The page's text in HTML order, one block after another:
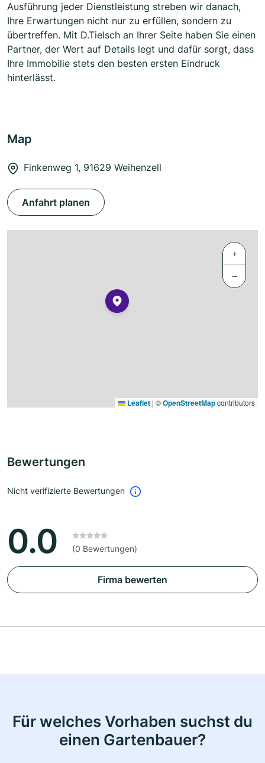
Ausführung jeder Dienstleistung streben wir danach,
Ihre Erwartungen nicht nur zu erfüllen, sondern zu
übertreffen. Mit D.Tielsch an Ihrer Seite haben Sie einen
Partner, der Wert auf Details legt und dafür sorgt, dass
Ihre Immobilie stets den besten ersten Eindruck
hinterlässt.
Map
Finkenweg 1, 91629 Weihenzell
Anfahrt planen
+
−
Leaflet | ©OpenStreetMapcontributors
Bewertungen
Nicht verifizierte Bewertungen
0.0 (0 Bewertungen)
Firma bewerten
Für welches Vorhaben suchst du
einen Gartenbauer?